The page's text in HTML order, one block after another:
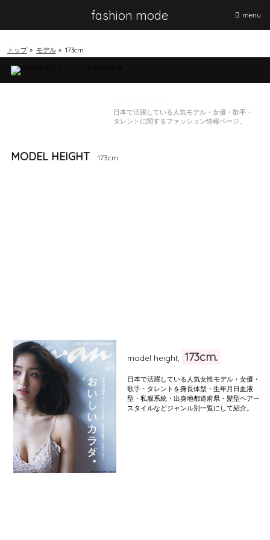
HOME
MODEL
fashion mode menu
トップ » モデル » 173cm
日本で活躍している人気モデル・女優・歌手・
タレントに関するファッション情報ページ。
MODEL HEIGHT 173cm
model height, 173cm.
日本で活躍している人気女性モデル・女優・
歌手・タレントを身長体型・生年月日血液
型・私服系統・出身地都道府県・髪型ヘアー
スタイルなどジャンル別一覧にして紹介。